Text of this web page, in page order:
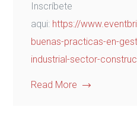
Inscríbete
aqui: https://
buenas-practicas-en-
industrial-sector-
Read More